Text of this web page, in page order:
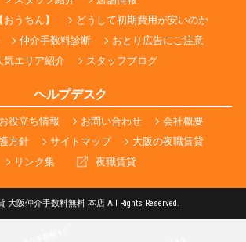
うちん】
どうして初期費用が安いのか
仲介手数料診断
おとり広告にご注意
気エリア紹介
スタッフブログ
ヘルプデスク
役立ち情報 お問い合わせ
会社概要
方針
サイトマップ
大阪の夜職賃貸
リンク集
夜職賃貸
大阪仲介手数料無料 本店 All Rights Reserved.